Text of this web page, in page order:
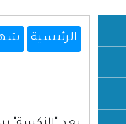
الرئيسية